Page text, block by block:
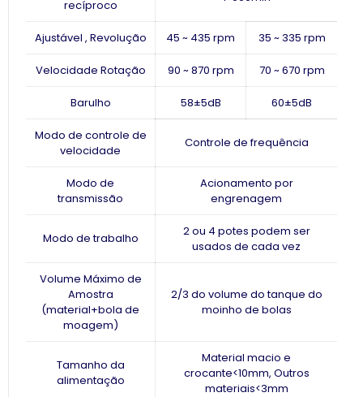
recíproco
Ajustável , Revolução 45 ~ 435 rpm 35 ~ 335 rpm
Velocidade Rotação 90 ~ 870 rpm 70 ~ 670 rpm
Barulho 58±5dB 60±5dB
Modo de controle de
velocidade
Controle de frequência
Modo de
transmissão
Acionamento por
engrenagem
Modo de trabalho
2 ou 4 potes podem ser
usados ​​de cada vez
Volume Máximo de
Amostra
(material+bola de
moagem)
2/3 do volume do tanque do
moinho de bolas
Tamanho da
alimentação
Material macio e
crocante<10mm, Outros
materiais<3mm